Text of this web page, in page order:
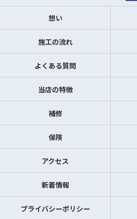
想い
施工の流れ
よくある質問
当店の特徴
補修
保険
アクセス
新着情報
プライバシーポリシー